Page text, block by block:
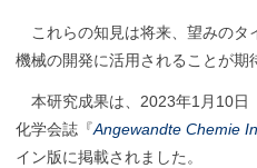
これらの知見は将来、望みのタ
機械の開発に活用されることが期
本研究成果は、2023年1月10日
化学会誌『Angewandte Chemie
イン版に掲載されました。